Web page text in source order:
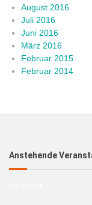
August 2016
Juli 2016
Juni 2016
März 2016
Februar 2015
Februar 2014
Anstehende